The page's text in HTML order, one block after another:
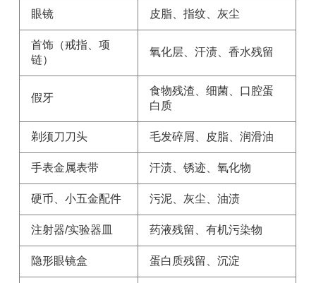
眼镜 皮脂、指纹、灰尘
首饰（戒指、项
链）
氧化层、汗渍、香水残留
假牙
食物残渣、细菌、口腔蛋
白质
剃须刀刀头 毛发碎屑、皮脂、润滑油
手表金属表带 汗渍、锈迹、氧化物
硬币、小五金配件 污泥、灰尘、油渍
注射器/实验器皿 药液残留、有机污染物
隐形眼镜盒 蛋白质残留、沉淀